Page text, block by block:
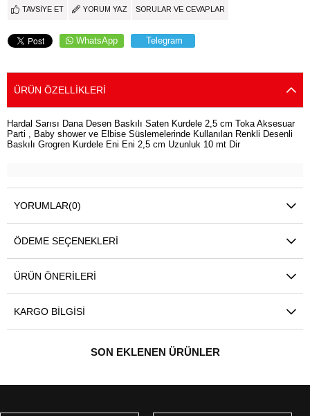
TAVSIYE ET YORUM YAZ SORULAR VE CEVAPLAR
WhatsApp Telegram
ÜRÜN ÖZELLIKLERI
Hardal Sarısı Dana Desen Baskılı Saten Kurdele 2,5 cm Toka Aksesuar
Parti , Baby shower ve Elbise Süslemelerinde Kullanılan Renkli Desenli
Baskılı Grogren Kurdele Eni Eni 2,5 cm Uzunluk 10 mt Dir
YORUMLAR(0)
ÖDEME SEÇENEKLERI
ÜRÜN ÖNERILERI
KARGO BILGISI
SON EKLENEN ÜRÜNLER